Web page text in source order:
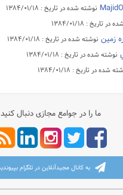
نوشته شده در تاریخ : ۱۳۸۴/۰۱/۱۸
تاریخ : ۱۳۸۴/۰۱/۱۸
زمين نوشته شده در تاریخ : ۱۳۸۴/۰۱/۱۸
نوشته شده در تاریخ : ۱۳۸۴/۰۱/۱۸
شده در تاریخ : ۱۳۸۴/۰۱/۱۸
ما را در جوامع مجازی دنبال کنید
به کانال مجیدآنلاین در تلگرام